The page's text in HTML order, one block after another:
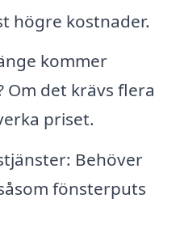
högre kostnader.
kommer
Om det krävs flera
priset.
Behöver
fönsterputs